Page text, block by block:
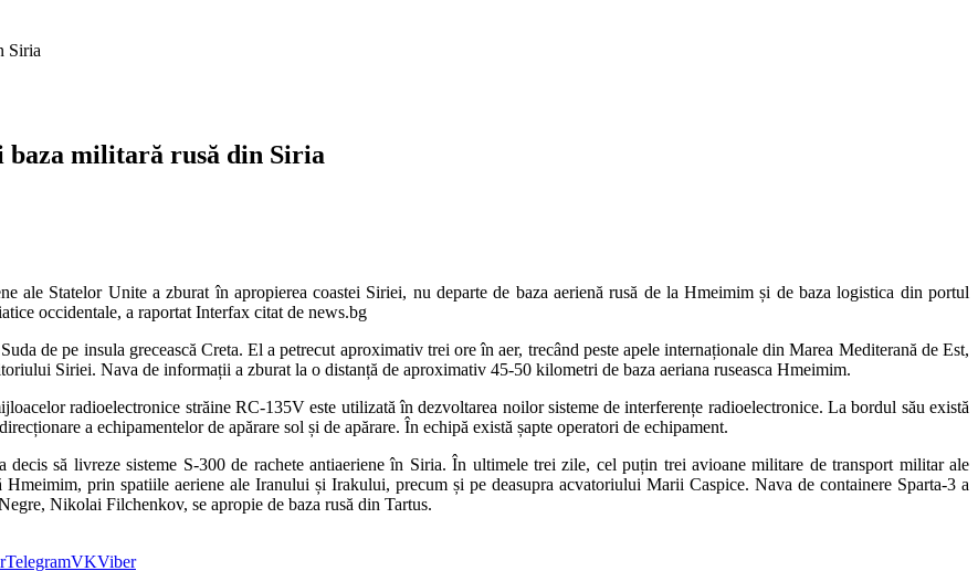
Siria
baza militară rusă din Siria
ale Statelor Unite a zburat în apropierea coastei Siriei, nu departe de baza aerienă rusă de la Hmeimim și de baza logistica din portul
occidentale, a raportat Interfax citat de news.bg
de pe insula grecească Creta. El a petrecut aproximativ trei ore în aer, trecând peste apele internaționale din Marea Mediterană de Est,
Siriei. Nava de informații a zburat la o distanță de aproximativ 45-50 kilometri de baza aeriana ruseasca Hmeimim.
radioelectronice străine RC-135V este utilizată în dezvoltarea noilor sisteme de interferențe radioelectronice. La bordul său există
a echipamentelor de apărare sol și de apărare. În echipă există șapte operatori de echipament.
să livreze sisteme S-300 de rachete antiaeriene în Siria. În ultimele trei zile, cel puțin trei avioane militare de transport militar ale
prin spatiile aeriene ale Iranului și Irakului, precum și pe deasupra acvatoriului Marii Caspice. Nava de containere Sparta-3 a
Nikolai Filchenkov, se apropie de baza rusă din Tartus.
TelegramVKViber